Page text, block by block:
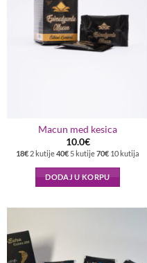
Macun med kesica
10.0€
18€ 2 kutije40€ 5 kutije70€ 10 kutija
DODAJ U KORPU